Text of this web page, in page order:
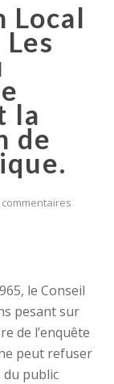
Local
la
de
le Conseil
pesant sur
de l’enquête
peut refuser
public